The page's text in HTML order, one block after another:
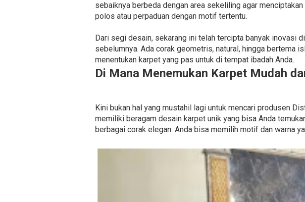
sebaiknya berbeda dengan area sekeliling agar
polos atau perpaduan dengan motif tertentu.
Dari segi desain, sekarang ini telah tercipta banyak inovasi
sebelumnya. Ada corak geometris, natural, hingga bertema
menentukan karpet yang pas untuk di tempat ibadah Anda.
Di Mana Menemukan Karpet Mudah
Kini bukan hal yang mustahil lagi untuk mencari produsen
memiliki beragam desain karpet unik yang bisa Anda
berbagai corak elegan. Anda bisa memilih motif dan warna